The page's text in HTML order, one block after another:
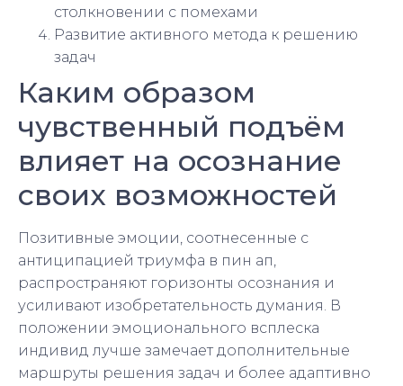
столкновении с помехами
Развитие активного метода к решению
задач
Каким образом
чувственный подъём
влияет на осознание
своих возможностей
Позитивные эмоции, соотнесенные с
антиципацией триумфа в пин ап,
распространяют горизонты осознания и
усиливают изобретательность думания. В
положении эмоционального всплеска
индивид лучше замечает дополнительные
маршруты решения задач и более адаптивно